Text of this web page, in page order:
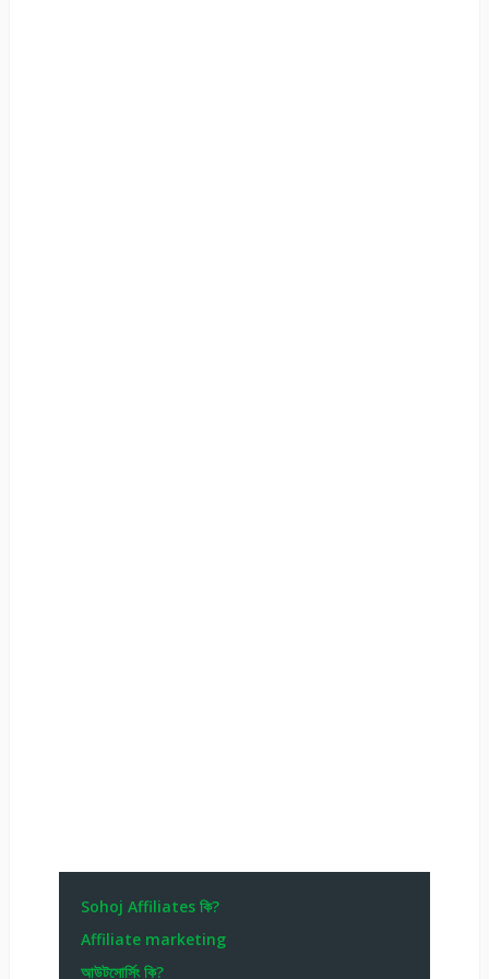
Sohoj Affiliates কি?
Affiliate marketing
আউটসোর্সিং কি?